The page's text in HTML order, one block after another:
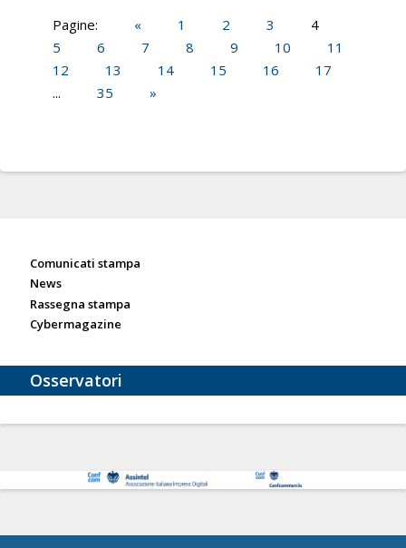
Pagine: « 1 2 3
4
5
6 7 8 9 10
11
12
13 14 15 16
17
...
35 »
Comunicati stampa
News
Rassegna stampa
Cybermagazine
Osservatori